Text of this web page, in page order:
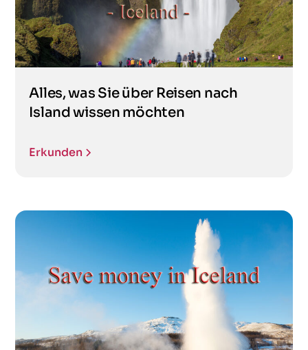
Alles, was Sie über Reisen nach
Island wissen möchten
Erkunden